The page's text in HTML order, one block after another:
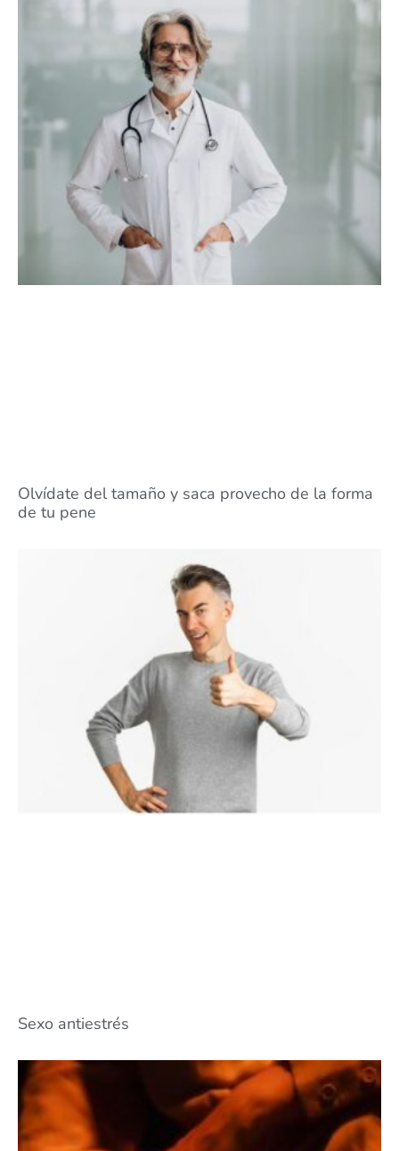
Olvídate del tamaño y saca provecho de la forma
de tu pene
Sexo antiestrés